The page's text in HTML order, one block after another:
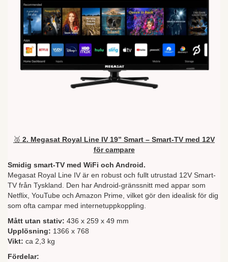
🥈 2. Megasat Royal Line IV 19” Smart – Smart-TV med 12V
för campare
Smidig smart-TV med WiFi och Android.
Megasat Royal Line IV är en robust och fullt utrustad 12V Smart-
TV från Tyskland. Den har Android-gränssnitt med appar som
Netflix, YouTube och Amazon Prime, vilket gör den idealisk för dig
som ofta campar med internetuppkoppling.
Mått utan stativ: 436 x 259 x 49 mm
Upplösning: 1366 x 768
Vikt: ca 2,3 kg
Fördelar: